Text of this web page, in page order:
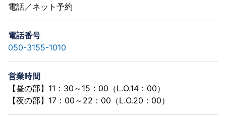
電話／ネット予約
電話番号
050-3155-1010
営業時間
【昼の部】11：30～15：00（L.O.14：00）
【夜の部】17：00～22：00（L.O.20：00）